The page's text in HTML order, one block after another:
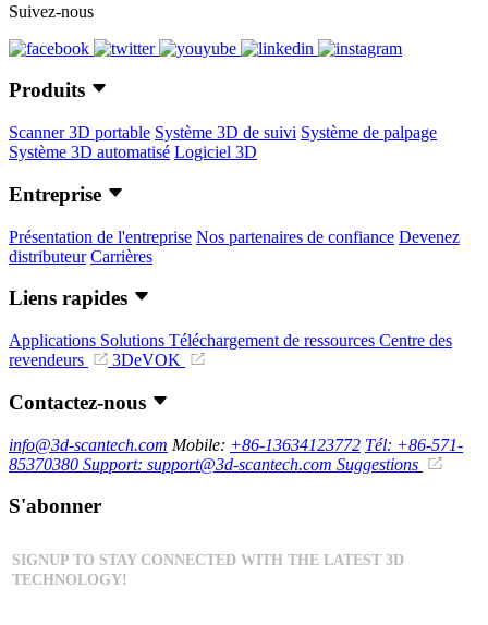
Suivez-nous
Produits
Scanner 3D portable Système 3D de suivi Système de palpage
Système 3D automatisé Logiciel 3D
Entreprise
Présentation de l'entreprise Nos partenaires de confiance Devenez
distributeur Carrières
Liens rapides
Applications Solutions Téléchargement de ressources Centre des
revendeurs
3DeVOK
Contactez-nous
info@3d-scantech.com Mobile: +86-13634123772 Tél: +86-571-
85370380 Support: support@3d-scantech.com Suggestions
S'abonner